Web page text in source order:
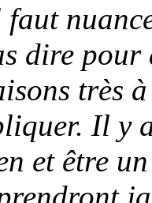
dire pour
très
Il y
et être